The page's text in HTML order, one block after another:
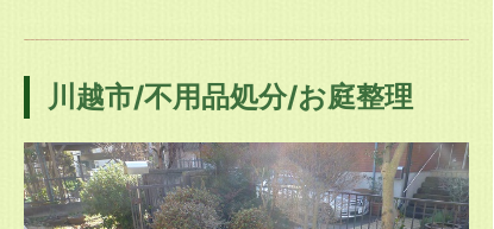
川越市/不用品処分/お庭整理